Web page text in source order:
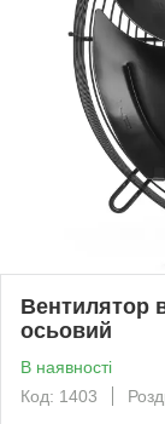
Вентилятор
осьовий
В наявності
Код: 1403